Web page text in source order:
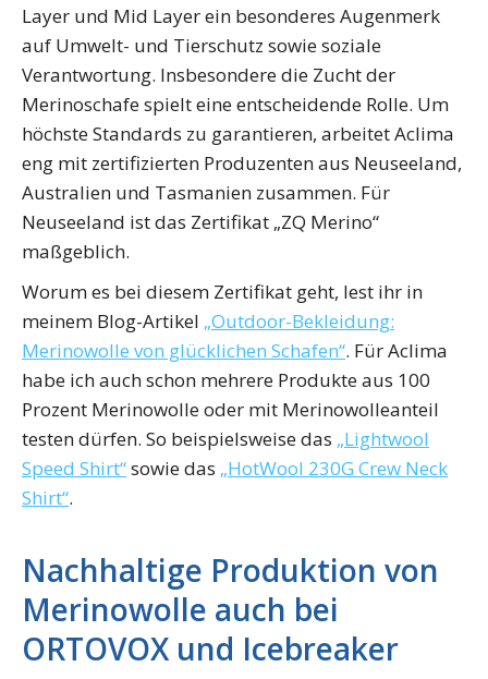
Layer und Mid Layer ein besonderes Augenmerk
auf Umwelt- und Tierschutz sowie soziale
Verantwortung. Insbesondere die Zucht der
Merinoschafe spielt eine entscheidende Rolle. Um
höchste Standards zu garantieren, arbeitet Aclima
eng mit zertifizierten Produzenten aus Neuseeland,
Australien und Tasmanien zusammen. Für
Neuseeland ist das Zertifikat „ZQ Merino“
maßgeblich.
Worum es bei diesem Zertifikat geht, lest ihr in
meinem Blog-Artikel „Outdoor-Bekleidung:
Merinowolle von glücklichen Schafen“. Für Aclima
habe ich auch schon mehrere Produkte aus 100
Prozent Merinowolle oder mit Merinowolleanteil
testen dürfen. So beispielsweise das „Lightwool
Speed Shirt“sowie das „HotWool 230G Crew Neck
Shirt“.
Nachhaltige Produktion von
Merinowolle auch bei
ORTOVOX und Icebreaker